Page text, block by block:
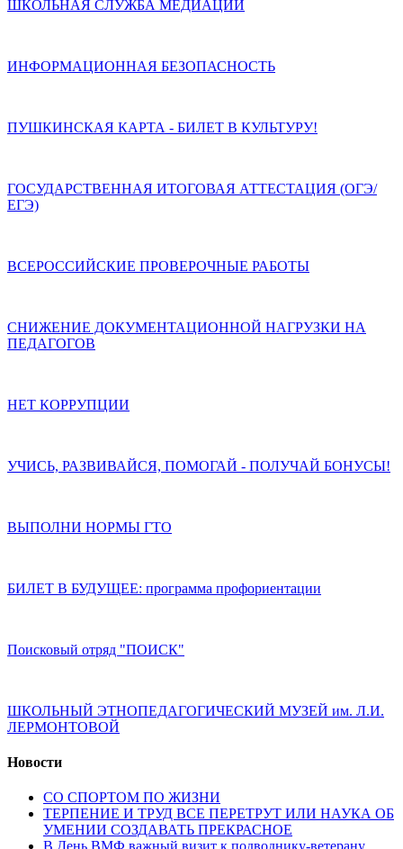
ШКОЛЬНАЯ СЛУЖБА МЕДИАЦИИ
ИНФОРМАЦИОННАЯ БЕЗОПАСНОСТЬ
ПУШКИНСКАЯ КАРТА - БИЛЕТ В КУЛЬТУРУ!
ГОСУДАРСТВЕННАЯ ИТОГОВАЯ АТТЕСТАЦИЯ (ОГЭ/
ЕГЭ)
ВСЕРОССИЙСКИЕ ПРОВЕРОЧНЫЕ РАБОТЫ
СНИЖЕНИЕ ДОКУМЕНТАЦИОННОЙ НАГРУЗКИ НА
ПЕДАГОГОВ
НЕТ КОРРУПЦИИ
УЧИСЬ, РАЗВИВАЙСЯ, ПОМОГАЙ - ПОЛУЧАЙ БОНУСЫ!
ВЫПОЛНИ НОРМЫ ГТО
БИЛЕТ В БУДУЩЕЕ: программа профориентации
Поисковый отряд "ПОИСК"
ШКОЛЬНЫЙ ЭТНОПЕДАГОГИЧЕСКИЙ МУЗЕЙ им. Л.И.
ЛЕРМОНТОВОЙ
Новости
СО СПОРТОМ ПО ЖИЗНИ
ТЕРПЕНИЕ И ТРУД ВСЕ ПЕРЕТРУТ ИЛИ НАУКА ОБ
УМЕНИИ СОЗДАВАТЬ ПРЕКРАСНОЕ